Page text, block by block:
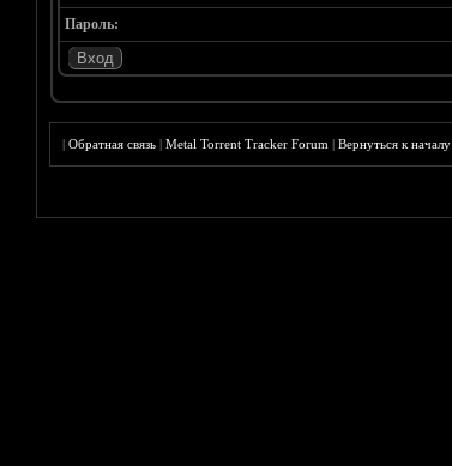
Пароль:
|Обратная связь |Metal Torrent Tracker Forum |Вернуться к началу